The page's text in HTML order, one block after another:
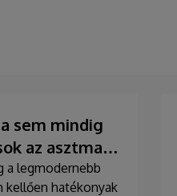
sem mindig
az asztma
a legmodernebb
kellően hatékonyak